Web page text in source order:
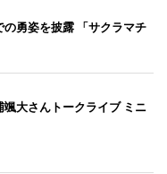
勇姿を披露 「サクラマチ
大さんトークライブ ミニ